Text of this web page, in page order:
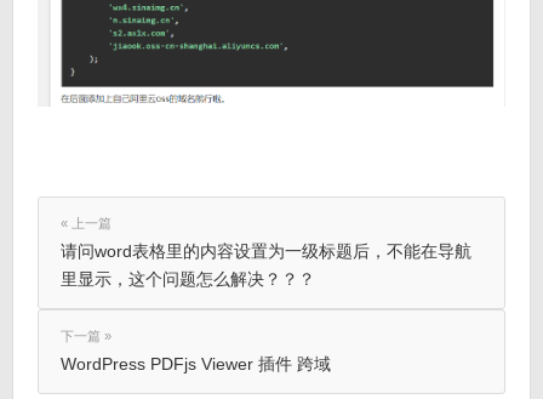
« 上一篇
请问word表格里的内容设置为一级标题后，不能在导航
里显示，这个问题怎么解决？？？
下一篇 »
WordPress PDFjs Viewer 插件 跨域